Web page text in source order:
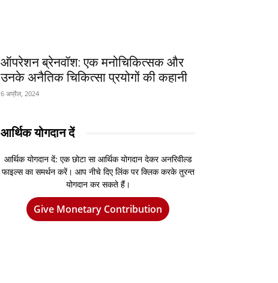
ऑपरेशन ब्रेनवॉश: एक मनोचिकित्सक और
उनके अनैतिक चिकित्सा प्रयोगों की कहानी
6 अप्रैल, 2024
आर्थिक योगदान दें
आर्थिक योगदान दें: एक छोटा सा आर्थिक योगदान देकर अनरिवील्ड
फाइल्स का समर्थन करें। आप नीचे दिए लिंक पर क्लिक करके तुरन्त
योगदान कर सकते हैं।
Give Monetary Contribution